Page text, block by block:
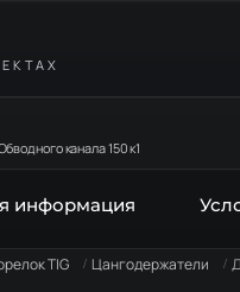
канала 150 к1
информация
TIG Цангодержатели